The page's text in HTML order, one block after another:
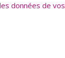
données de vos